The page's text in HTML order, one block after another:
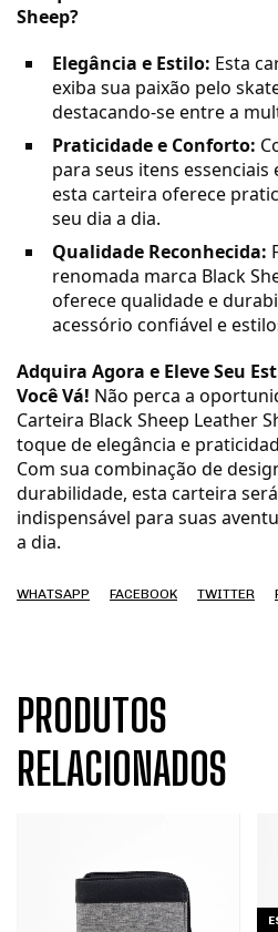
Sheep?
Elegância e Estilo: Esta
exiba sua paixão pelo
destacando-se entre a
Praticidade e Conforto:
para seus itens
esta carteira oferece
seu dia a dia.
Qualidade Reconhecida:
renomada marca Black
oferece qualidade e
acessório confiável e
Adquira Agora e Eleve Seu
Você Vá! Não perca a
Carteira Black Sheep Leather
toque de elegância e
Com sua combinação de
durabilidade, esta carteira
indispensável para suas
a dia.
WHATSAPP FACEBOOK TWITTER
PRODUTOS
RELACIONADOS